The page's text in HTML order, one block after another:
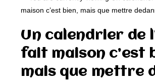
Un calendrier de
fait maison c’est
mais que mettre